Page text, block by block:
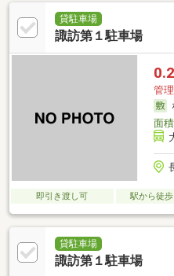
貸駐車場
諏訪第１駐車場
管
面積
即引き渡し可 駅から徒
貸駐車場
諏訪第１駐車場